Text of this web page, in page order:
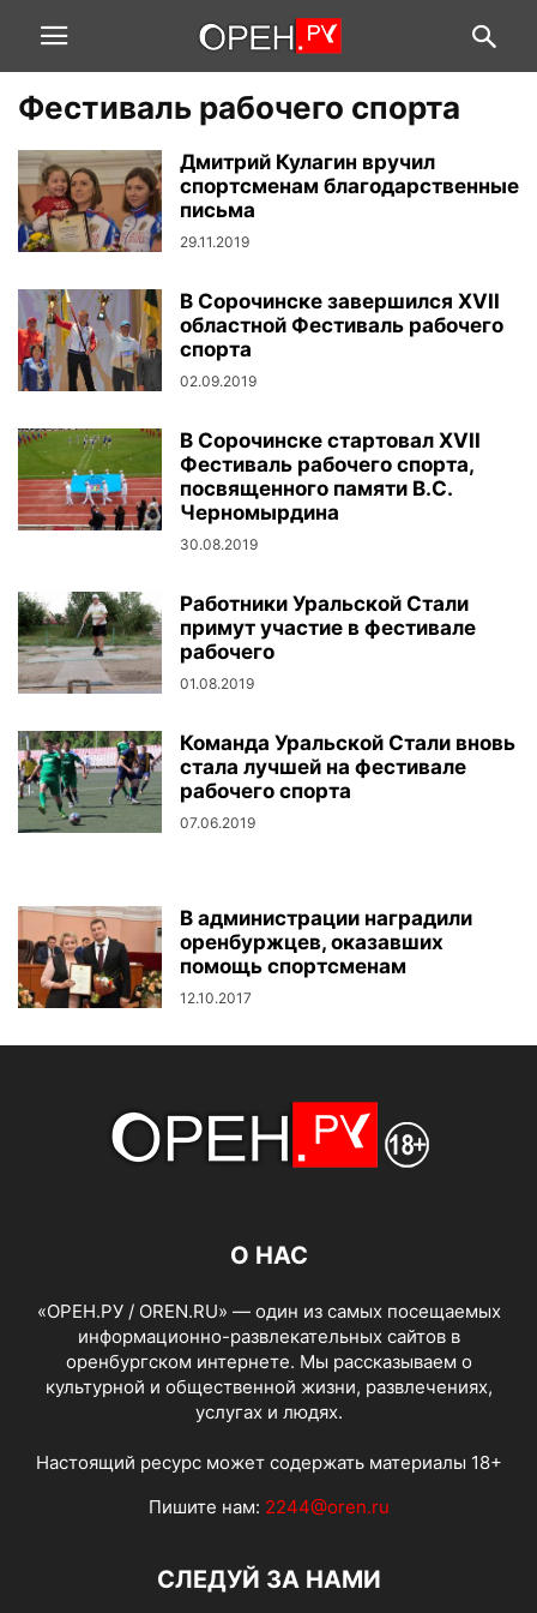
Фестиваль рабочего спорта
Дмитрий Кулагин вручил
спортсменам благодарственные
письма
29.11.2019
В Сорочинске завершился XVII
областной Фестиваль рабочего
спорта
02.09.2019
В Сорочинске стартовал XVII
Фестиваль рабочего спорта,
посвященного памяти В.С.
Черномырдина
30.08.2019
Работники Уральской Стали
примут участие в фестивале
рабочего
01.08.2019
Команда Уральской Стали вновь
стала лучшей на фестивале
рабочего спорта
07.06.2019
В администрации наградили
оренбуржцев, оказавших
помощь спортсменам
12.10.2017
О НАС
«ОРЕН.РУ / OREN.RU» — один из самых посещаемых
информационно-развлекательных сайтов в
оренбургском интернете. Мы рассказываем о
культурной и общественной жизни, развлечениях,
услугах и людях.
Настоящий ресурс может содержать материалы 18+
Пишите нам: 2244@oren.ru
СЛЕДУЙ ЗА НАМИ